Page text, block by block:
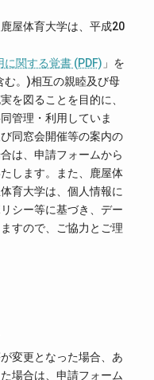
屋体育大学は、平成20
関する覚書 (PDF) 」を
む。)相互の親睦及び母
を図ることを目的に、
管理・利用していま
同窓会開催等の案内の
は、申請フォームから
します。また、鹿屋体
育大学は、個人情報に
シー等に基づき、デー
すので、ご協力とご理
変更となった場合、あ
場合は、申請フォーム